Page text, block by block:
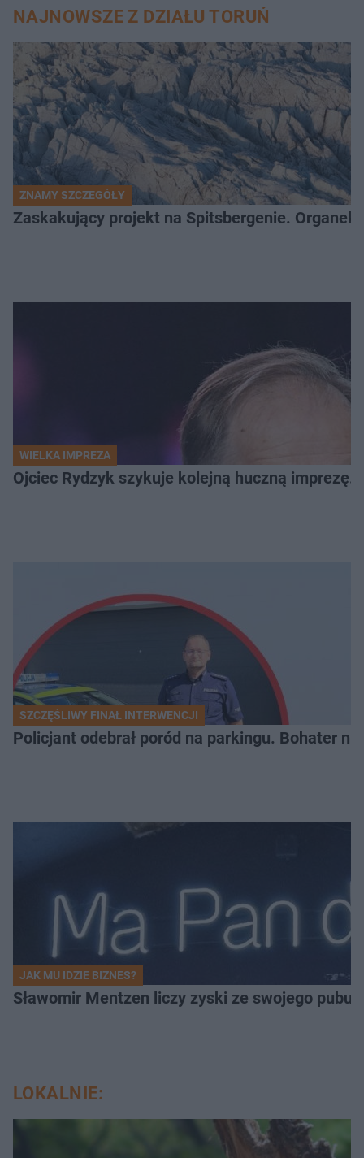
NAJNOWSZE Z DZIAŁU TORUŃ
ZNAMY SZCZEGÓŁY
Zaskakujący projekt na Spitsbergenie.
WIELKA IMPREZA
Ojciec Rydzyk szykuje kolejną huczną imprezę.
SZCZĘŚLIWY FINAŁ INTERWENCJI
Policjant odebrał poród na parkingu. Bohater
JAK MU IDZIE BIZNES?
Sławomir Mentzen liczy zyski ze swojego
LOKALNIE: